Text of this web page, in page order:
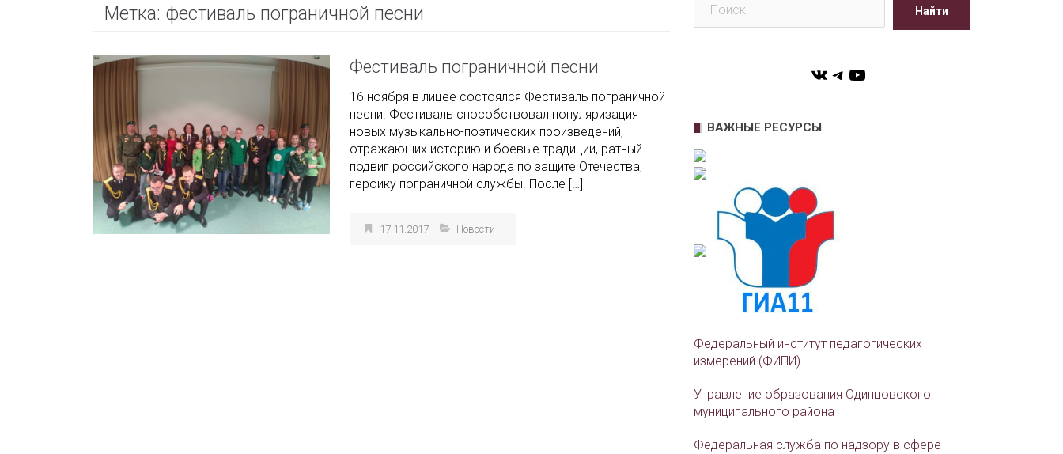
Метка: фестиваль пограничной песни
Фестиваль пограничной песни
16 ноября в лицее состоялся Фестиваль пограничной
песни. Фестиваль способствовал популяризация
новых музыкально-поэтических произведений,
отражающих историю и боевые традиции, ратный
подвиг российского народа по защите Отечества,
героику пограничной службы. После […]
17.11.2017 Новости
Найти
VKTelegram
YouTube
ВАЖНЫЕ РЕСУРСЫ
Федеральный институт педагогических
измерений (ФИПИ)
Управление образования Одинцовского
муниципального района
Федеральная служба по надзору в сфере